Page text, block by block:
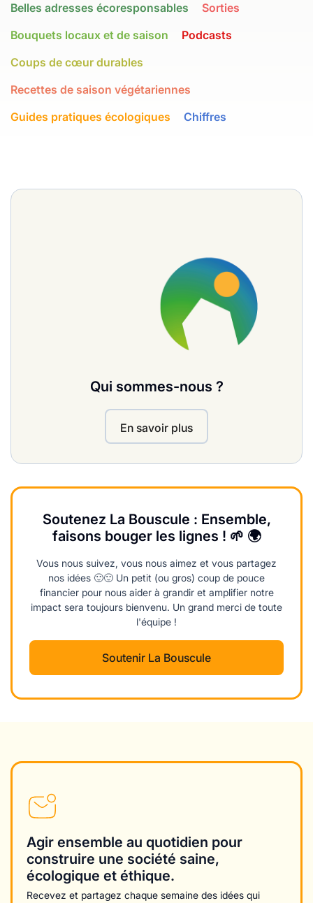
Belles adresses écoresponsables
Sorties
Bouquets locaux et de saison
Podcasts
Coups de cœur durables
Recettes de saison végétariennes
Guides pratiques écologiques
Chiffres
Qui sommes-nous ?
En savoir plus
Soutenez La Bouscule : Ensemble,
faisons bouger les lignes ! 🌱 🌍
Vous nous suivez, vous nous aimez et vous partagez
nos idées 🙂🙂 Un petit (ou gros) coup de pouce
financier pour nous aider à grandir et amplifier notre
impact sera toujours bienvenu. Un grand merci de toute
l'équipe !
Soutenir La Bouscule
Agir ensemble au quotidien pour
construire une société saine,
écologique et éthique.
Recevez et partagez chaque semaine des idées qui